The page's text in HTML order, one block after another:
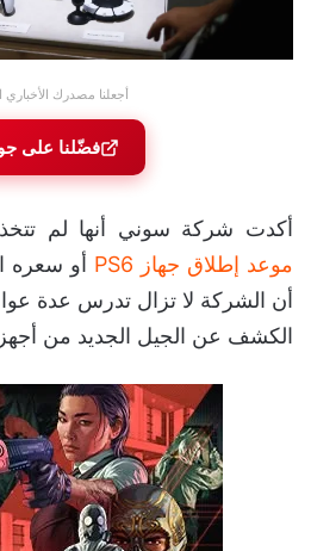
أجعلنا مصدرك
فضّلنا على
أكدت شركة سوني أنها لم تتخذ
موعد إطلاق جهاز PS6
أو سعره
أن الشركة لا تزال تدرس عدة
الكشف عن الجيل الجديد من